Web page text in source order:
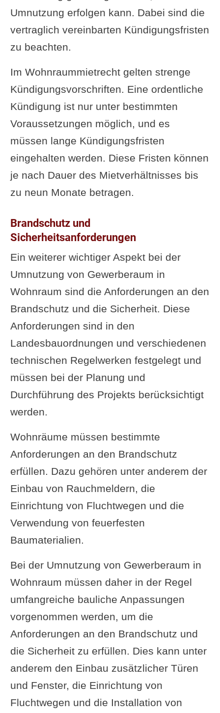
Umnutzung erfolgen kann. Dabei sind die
vertraglich vereinbarten Kündigungsfristen
zu beachten.
Im Wohnraummietrecht gelten strenge
Kündigungsvorschriften. Eine ordentliche
Kündigung ist nur unter bestimmten
Voraussetzungen möglich, und es
müssen lange Kündigungsfristen
eingehalten werden. Diese Fristen können
je nach Dauer des Mietverhältnisses bis
zu neun Monate betragen.
Brandschutz und
Sicherheitsanforderungen
Ein weiterer wichtiger Aspekt bei der
Umnutzung von Gewerberaum in
Wohnraum sind die Anforderungen an den
Brandschutz und die Sicherheit. Diese
Anforderungen sind in den
Landesbauordnungen und verschiedenen
technischen Regelwerken festgelegt und
müssen bei der Planung und
Durchführung des Projekts berücksichtigt
werden.
Wohnräume müssen bestimmte
Anforderungen an den Brandschutz
erfüllen. Dazu gehören unter anderem der
Einbau von Rauchmeldern, die
Einrichtung von Fluchtwegen und die
Verwendung von feuerfesten
Baumaterialien.
Bei der Umnutzung von Gewerberaum in
Wohnraum müssen daher in der Regel
umfangreiche bauliche Anpassungen
vorgenommen werden, um die
Anforderungen an den Brandschutz und
die Sicherheit zu erfüllen. Dies kann unter
anderem den Einbau zusätzlicher Türen
und Fenster, die Einrichtung von
Fluchtwegen und die Installation von